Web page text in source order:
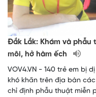
Đắk Lắk: Khám và
môi, hở hàm ếch
VOV4.VN - 140 trẻ em bị
khó khăn trên địa bàn
chỉ định phẫu thuật miễn